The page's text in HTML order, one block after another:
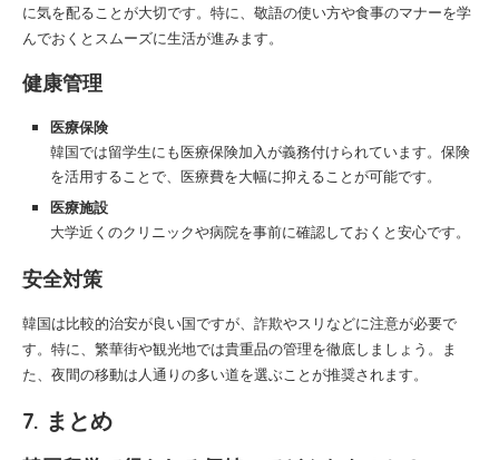
に気を配ることが大切です。特に、敬語の使い方や食事のマナーを学
んでおくとスムーズに生活が進みます。
健康管理
医療保険
韓国では留学生にも医療保険加入が義務付けられています。保険
を活用することで、医療費を大幅に抑えることが可能です。
医療施設
大学近くのクリニックや病院を事前に確認しておくと安心です。
安全対策
韓国は比較的治安が良い国ですが、詐欺やスリなどに注意が必要で
す。特に、繁華街や観光地では貴重品の管理を徹底しましょう。ま
た、夜間の移動は人通りの多い道を選ぶことが推奨されます。
7. まとめ